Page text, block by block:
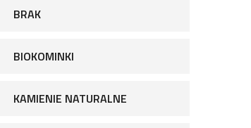
BRAK
BIOKOMINKI
KAMIENIE NATURALNE